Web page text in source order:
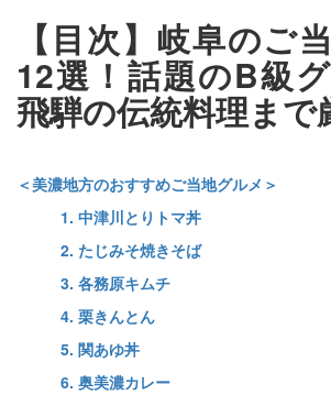
【目次】岐阜のご
12選！話題のB級
飛騨の伝統料理まで
＜美濃地方のおすすめご当地グルメ＞
1. 中津川とりトマ丼
2. たじみそ焼きそば
3. 各務原キムチ
4. 栗きんとん
5. 関あゆ丼
6. 奥美濃カレー